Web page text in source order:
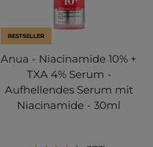
BESTSELLER
Anua - Niacinamide 10% +
TXA 4% Serum -
Aufhellendes Serum mit
Niacinamide - 30ml